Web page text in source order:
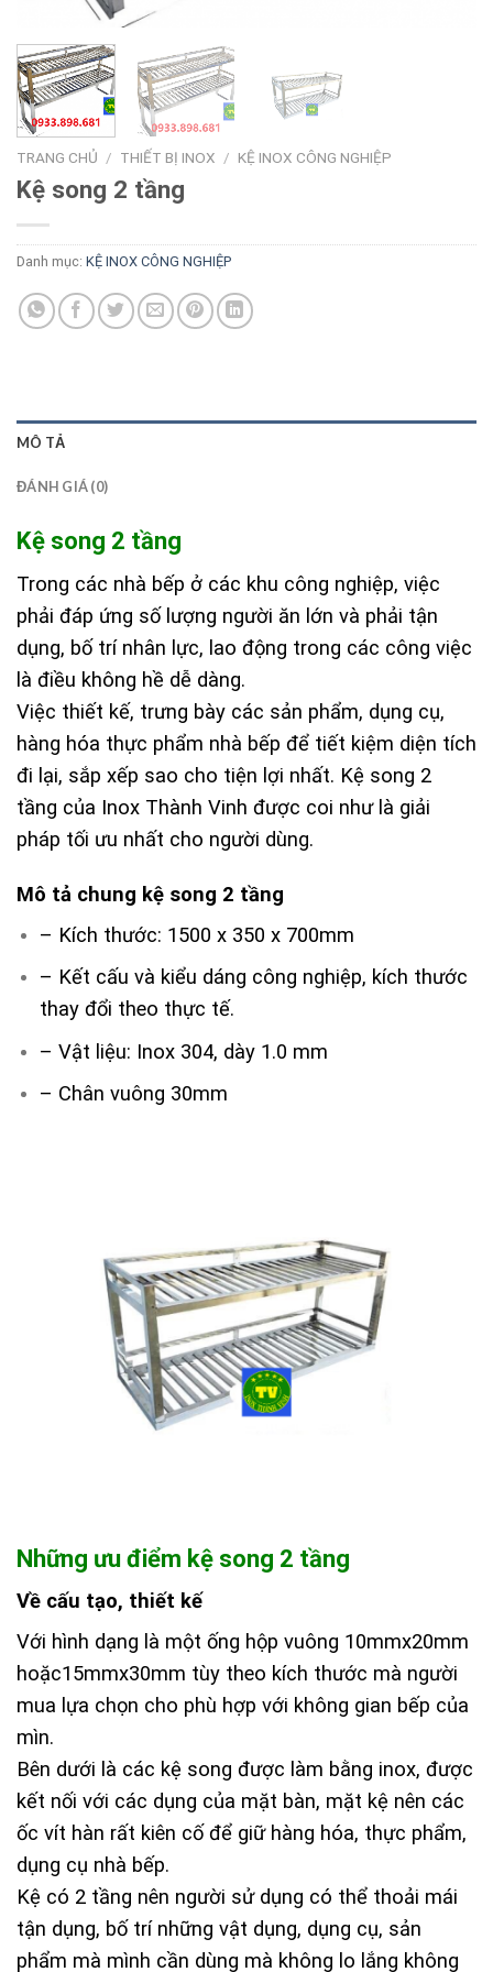
TRANG CHỦ / THIẾT BỊ INOX / KỆ INOX CÔNG NGHIỆP
Kệ song 2 tầng
Danh mục: KỆ INOX CÔNG NGHIỆP
MÔ TẢ
ĐÁNH GIÁ (0)
Kệ song 2 tầng
Trong các nhà bếp ở các khu công nghiệp, việc
phải đáp ứng số lượng người ăn lớn và phải tận
dụng, bố trí nhân lực, lao động trong các công việc
là điều không hề dễ dàng.
Việc thiết kế, trưng bày các sản phẩm, dụng cụ,
hàng hóa thực phẩm nhà bếp để tiết kiệm diện tích
đi lại, sắp xếp sao cho tiện lợi nhất. Kệ song 2
tầng của Inox Thành Vinh được coi như là giải
pháp tối ưu nhất cho người dùng.
Mô tả chung kệ song 2 tầng
– Kích thước: 1500 x 350 x 700mm
– Kết cấu và kiểu dáng công nghiệp, kích thước
thay đổi theo thực tế.
– Vật liệu: Inox 304, dày 1.0 mm
– Chân vuông 30mm
Những ưu điểm kệ song 2 tầng
Về cấu tạo, thiết kế
Với hình dạng là một ống hộp vuông 10mmx20mm
hoặc15mmx30mm tùy theo kích thước mà người
mua lựa chọn cho phù hợp với không gian bếp của
mìn.
Bên dưới là các kệ song được làm bằng inox, được
kết nối với các dụng của mặt bàn, mặt kệ nên các
ốc vít hàn rất kiên cố để giữ hàng hóa, thực phẩm,
dụng cụ nhà bếp.
Kệ có 2 tầng nên người sử dụng có thể thoải mái
tận dụng, bố trí những vật dụng, dụng cụ, sản
phẩm mà mình cần dùng mà không lo lắng không